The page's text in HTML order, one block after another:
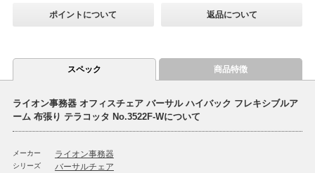
ポイントについて 返品について
スペック 商品特徴
ライオン事務器 オフィスチェア バーサル ハイバック フレキシブルア
ーム 布張り テラコッタ No.3522F-Wについて
メーカー ライオン事務器
シリーズ バーサルチェア